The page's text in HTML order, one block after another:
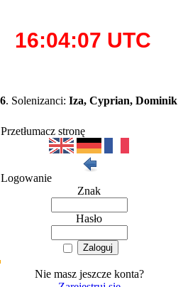
. Solenizanci: Iza, Cyprian, Dominik
Przetłumacz stronę
Logowanie
Znak
Hasło
Nie masz jeszcze konta?